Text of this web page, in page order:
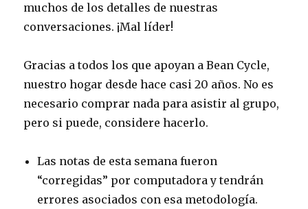
muchos de los detalles de nuestras
conversaciones. ¡Mal líder!
Gracias a todos los que apoyan a Bean Cycle,
nuestro hogar desde hace casi 20 años. No es
necesario comprar nada para asistir al grupo,
pero si puede, considere hacerlo.
Las notas de esta semana fueron
“corregidas” por computadora y tendrán
errores asociados con esa metodología.